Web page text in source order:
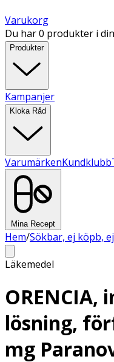
Varukorg
Du har 0 produkter i
Produkter
Kampanjer
Kloka Råd
VarumärkenKundklubb
Mina Recept
Hem/Sökbar, ej köpb,
Läkemedel
ORENCIA,
lösning,
mg